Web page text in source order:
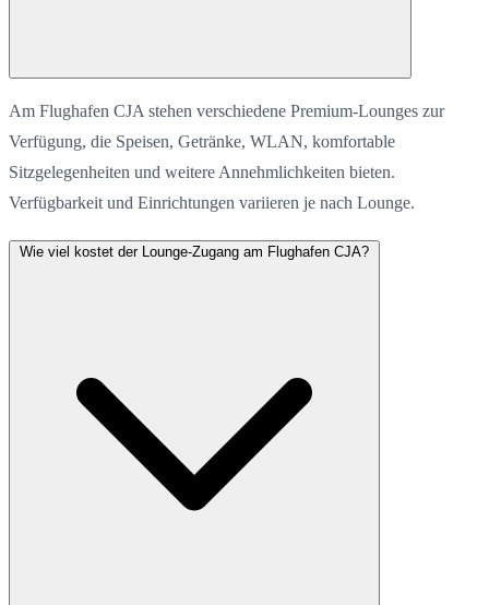
Am Flughafen CJA stehen verschiedene Premium-Lounges zur
Verfügung, die Speisen, Getränke, WLAN, komfortable
Sitzgelegenheiten und weitere Annehmlichkeiten bieten.
Verfügbarkeit und Einrichtungen variieren je nach Lounge.
Wie viel kostet der Lounge-Zugang am Flughafen CJA?